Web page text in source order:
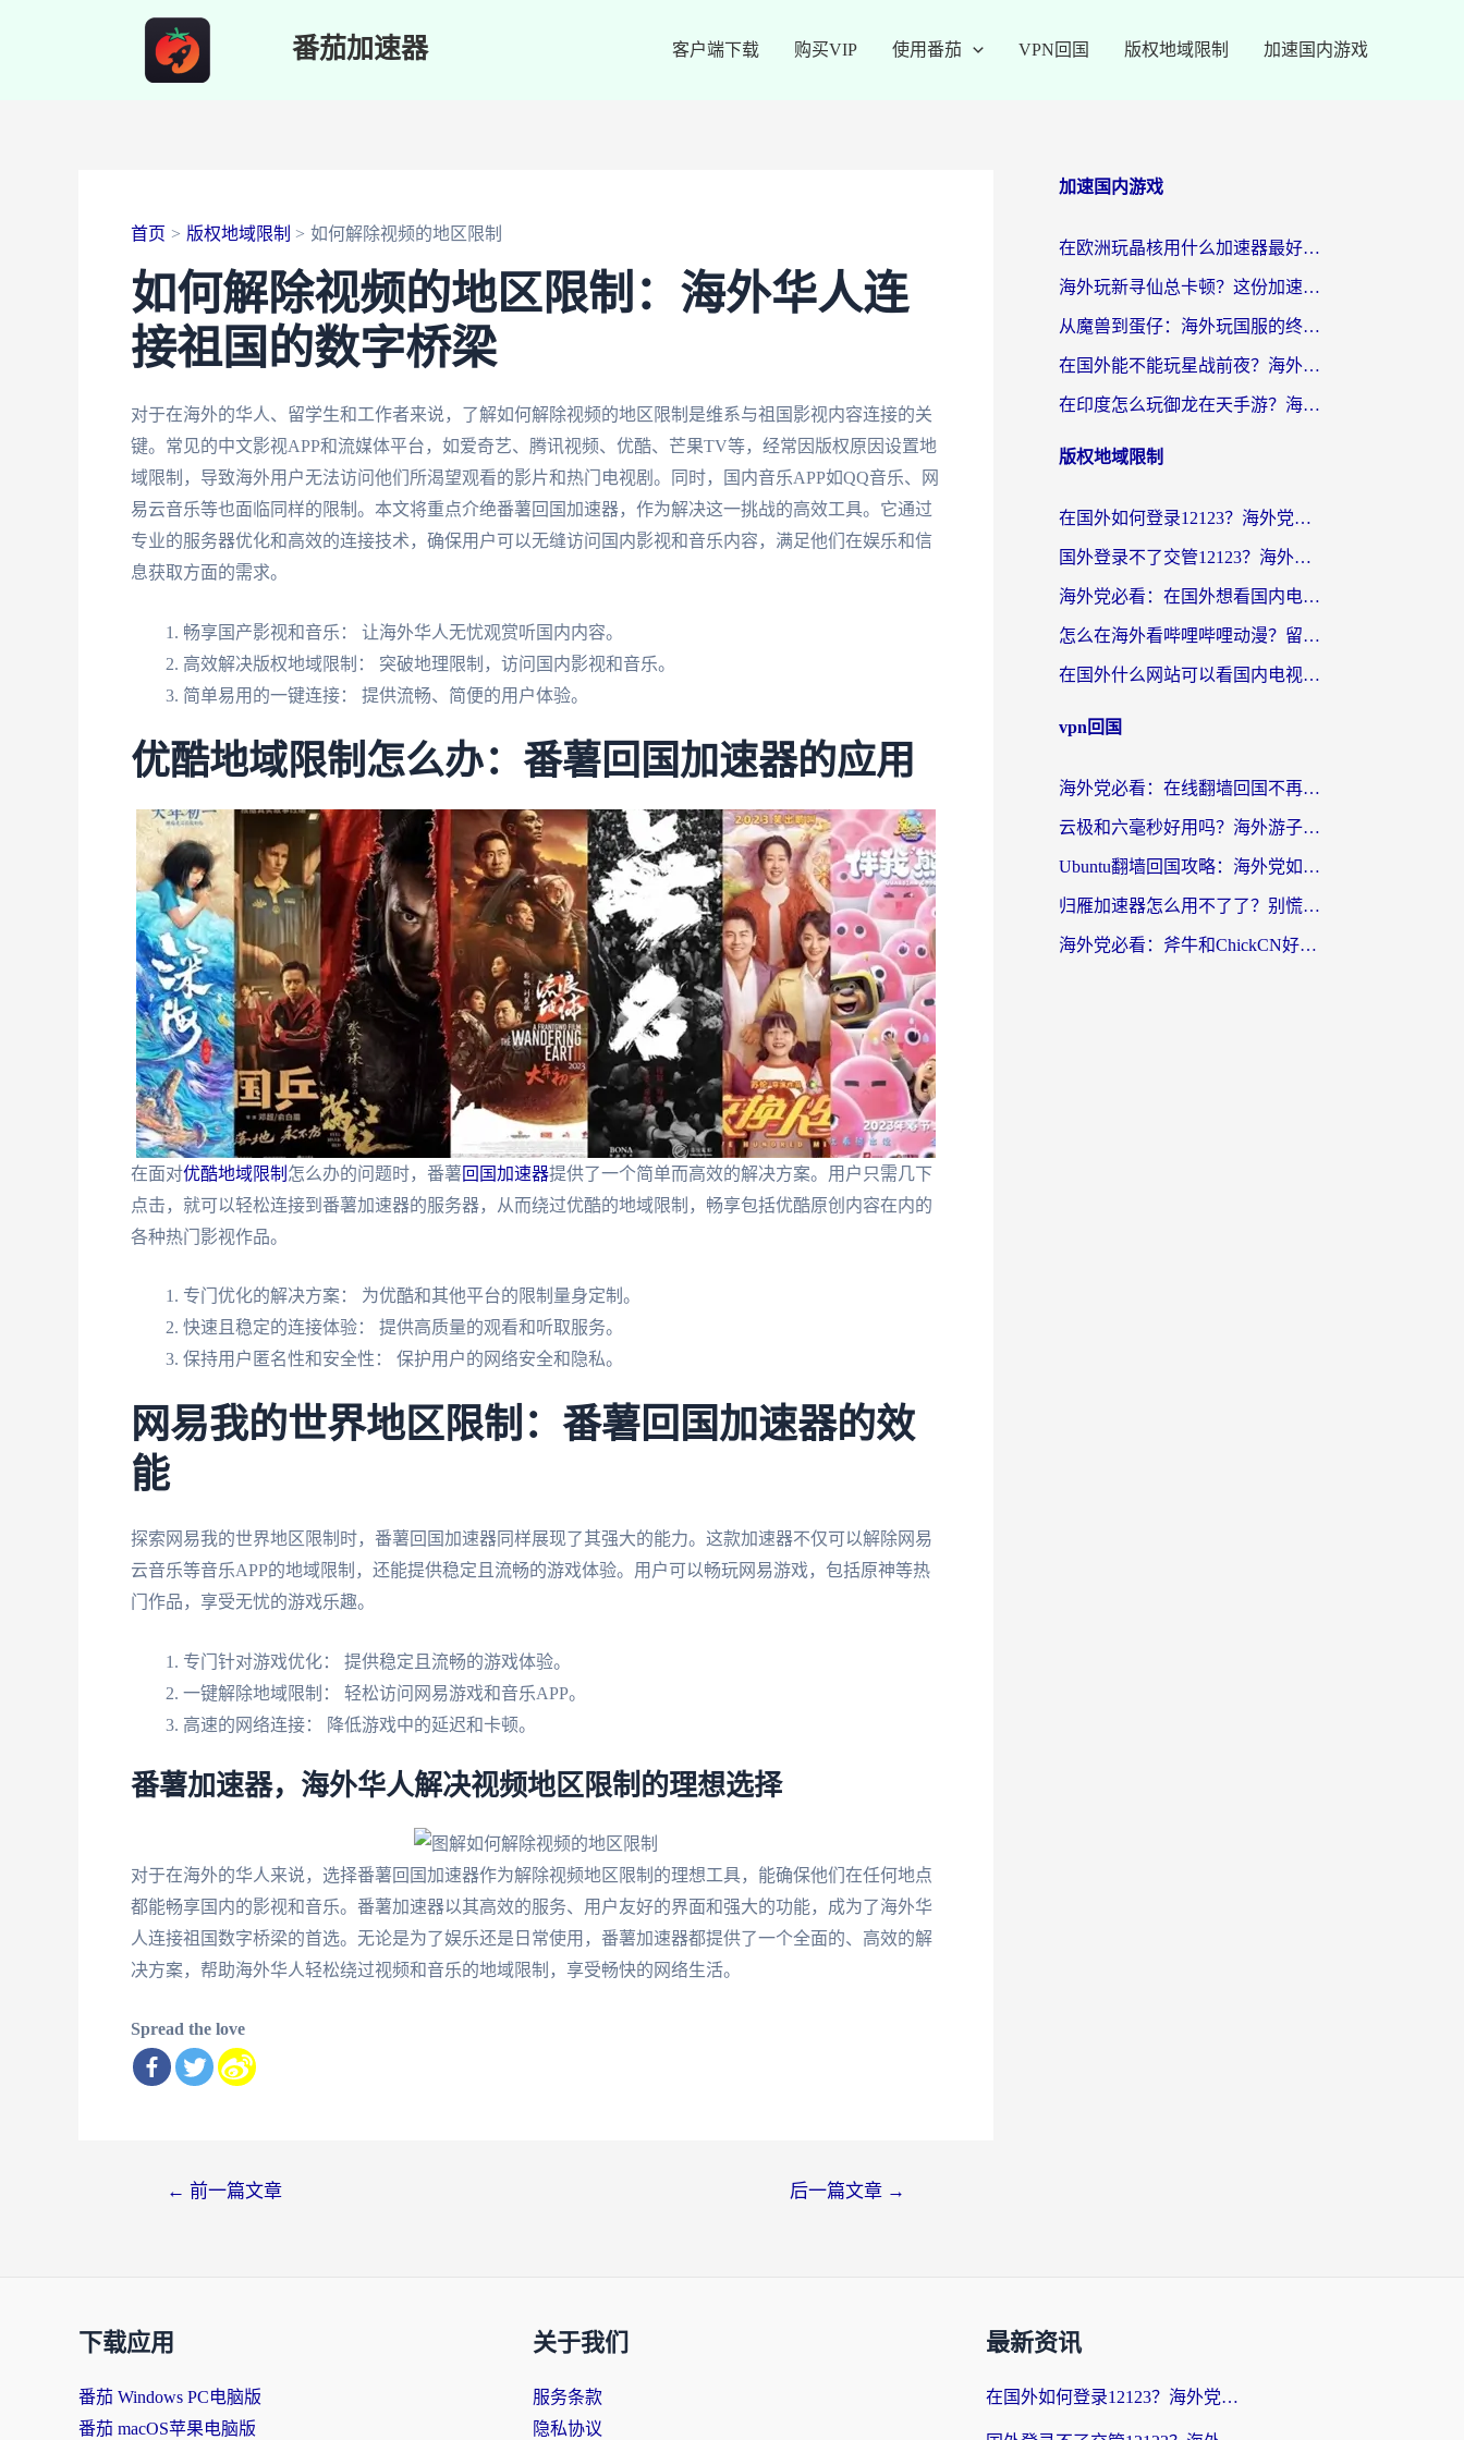
番茄加速器 客户端下载 购买VIP 使用番茄 VPN回国 版权地域限制 加速国内游戏
首页 版权地域限制 如何解除视频的地区限制
如何解除视频的地区限制：海外华人连
接祖国的数字桥梁
对于在海外的华人、留学生和工作者来说，了解如何解除视频的地区限制是维系与祖国影视内容连接的关
键。常见的中文影视APP和流媒体平台，如爱奇艺、腾讯视频、优酷、芒果TV等，经常因版权原因设置地
域限制，导致海外用户无法访问他们所渴望观看的影片和热门电视剧。同时，国内音乐APP如QQ音乐、网
易云音乐等也面临同样的限制。本文将重点介绝番薯回国加速器，作为解决这一挑战的高效工具。它通过
专业的服务器优化和高效的连接技术，确保用户可以无缝访问国内影视和音乐内容，满足他们在娱乐和信
息获取方面的需求。
畅享国产影视和音乐： 让海外华人无忧观赏听国内内容。
高效解决版权地域限制： 突破地理限制，访问国内影视和音乐。
简单易用的一键连接： 提供流畅、简便的用户体验。
优酷地域限制怎么办：番薯回国加速器的应用
在面对优酷地域限制 怎么办的问题时，番薯回国加速器提供了一个简单而高效的解决方案。用户只需几下
点击，就可以轻松连接到番薯加速器的服务器，从而绕过优酷的地域限制，畅享包括优酷原创内容在内的
各种热门影视作品。
专门优化的解决方案： 为优酷和其他平台的限制量身定制。
快速且稳定的连接体验： 提供高质量的观看和听取服务。
保持用户匿名性和安全性： 保护用户的网络安全和隐私。
网易我的世界地区限制：番薯回国加速器的效
能
探索网易我的世界地区限制时，番薯回国加速器同样展现了其强大的能力。这款加速器不仅可以解除网易
云音乐等音乐APP的地域限制，还能提供稳定且流畅的游戏体验。用户可以畅玩网易游戏，包括原神等热
门作品，享受无忧的游戏乐趣。
专门针对游戏优化： 提供稳定且流畅的游戏体验。
一键解除地域限制： 轻松访问网易游戏和音乐APP。
高速的网络连接： 降低游戏中的延迟和卡顿。
番薯加速器，海外华人解决视频地区限制的理想选择
对于在海外的华人来说，选择番薯回国加速器作为解除视频地区限制的理想工具，能确保他们在任何地点
都能畅享国内的影视和音乐。番薯加速器以其高效的服务、用户友好的界面和强大的功能，成为了海外华
人连接祖国数字桥梁的首选。无论是为了娱乐还是日常使用，番薯加速器都提供了一个全面的、高效的解
决方案，帮助海外华人轻松绕过视频和音乐的地域限制，享受畅快的网络生活。
Spread the love
← 前一篇文章 后一篇文章 →
加速国内游戏
在欧洲玩晶核用什么加速器最好呢？一个老玩家的真心话
海外玩新寻仙总卡顿？这份加速器选择指南让你秒回国服流畅体验
从魔兽到蛋仔：海外玩国服的终极加速指南，找到你的专属高速通道
在国外能不能玩星战前夜？海外党国服游戏不卡顿的秘密武器在这里
在印度怎么玩御龙在天手游？海外党畅玩国服的终极生存指南
版权地域限制
在国外如何登录12123？海外党必备的回国加速实用指南
国外登录不了交管12123？海外华人亲测有效的回国加速器选择指南
海外党必看：在国外想看国内电视剧用什么软件？3步解决地域限制
怎么在海外看哔哩哔哩动漫？留学生亲测有效的回国加速方案
在国外什么网站可以看国内电视剧？留学生亲测的追剧自由指南
vpn回国
海外党必看：在线翻墙回国不再难！教你选对加速器无缝刷国内资源
云极和六毫秒好用吗？海外游子解锁国内资源的真实答案
Ubuntu翻墙回国攻略：海外党如何选对加速器，无缝刷国内剧玩游戏？
归雁加速器怎么用不了了？别慌，这篇指南教你如何丝滑“回家”
海外党必看：斧牛和ChickCN好用吗？3款热门加速器实测+番茄加速器深度体验
下载应用
番茄 Windows PC电脑版
番茄 macOS苹果电脑版
关于我们
服务条款
隐私协议
最新资讯
在国外如何登录12123？海外党必备的回国加速实用指南